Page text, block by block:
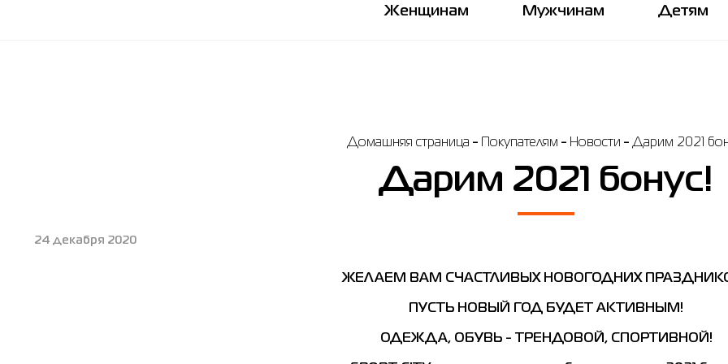
Женщинам Мужчинам Детям
Домашняя страница Покупателям Новости Дарим 2021
Дарим 2021 бонус!
24 декабря 2020
ЖЕЛАЕМ ВАМ СЧАСТЛИВЫХ НОВОГОДНИХ
ПУСТЬ НОВЫЙ ГОД БУДЕТ АКТИВНЫМ!
ОДЕЖДА, ОБУВЬ - ТРЕНДОВОЙ, СПОРТИВНОЙ!